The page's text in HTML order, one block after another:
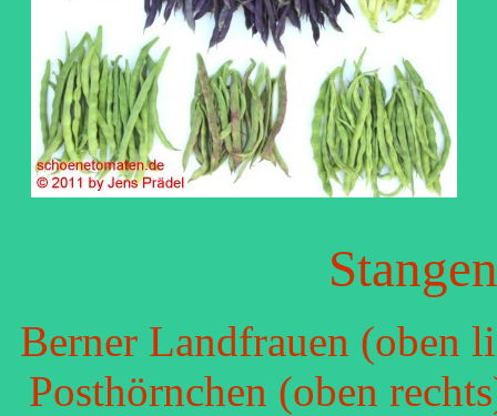
Berner Landfrauen (oben
Posthörnchen (oben